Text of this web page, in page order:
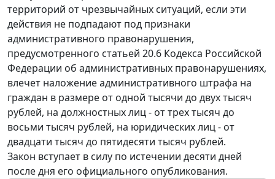
территорий от чрезвычайных ситуаций, если эти
действия не подпадают под признаки
административного правонарушения,
предусмотренного статьей 20.6 Кодекса Российской
Федерации об административных правонарушениях,
влечет наложение административного штрафа на
граждан в размере от одной тысячи до двух тысяч
рублей, на должностных лиц - от трех тысяч до
восьми тысяч рублей, на юридических лиц - от
двадцати тысяч до пятидесяти тысяч рублей.
Закон вступает в силу по истечении десяти дней
после дня его официального опубликования.